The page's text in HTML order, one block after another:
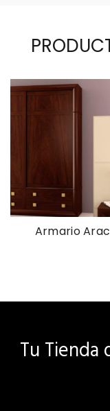
Armario
Tu Tienda